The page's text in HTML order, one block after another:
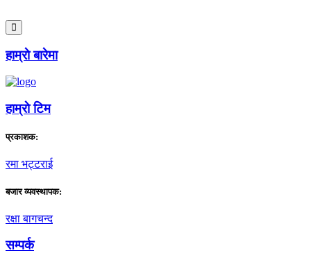
हाम्राे बारेमा
हाम्राे टिम
प्रकाशक:
रमा भट्टराई
बजार व्यवस्थापक:
रक्षा बागचन्द
सम्पर्क